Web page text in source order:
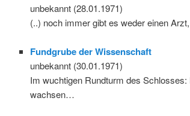
unbekannt (28.01.1971)
(..) noch immer gibt es weder einen
Fundgrube der Wissenschaft
unbekannt (30.01.1971)
Im wuchtigen Rundturm des
wachsen…